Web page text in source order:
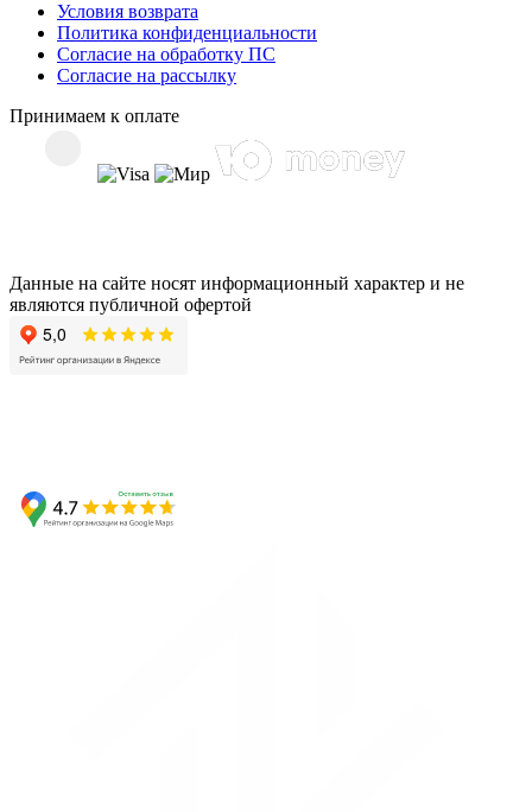
Условия возврата
Политика конфиденциальности
Согласие на обработку ПС
Согласие на рассылку
Принимаем к оплате
Данные на сайте носят информационный характер и не
являются публичной офертой